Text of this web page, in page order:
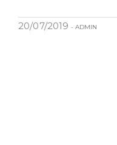
20/07/2019 - ADMIN